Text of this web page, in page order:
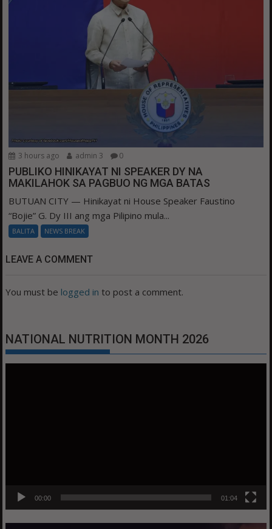
3 hours ago admin 3 0
PUBLIKO HINIKAYAT NI SPEAKER DY NA
MAKILAHOK SA PAGBUO NG MGA BATAS
BUTUAN CITY — Hinikayat ni House Speaker Faustino
“Bojie” G. Dy III ang mga Pilipino mula...
BALITA NEWS BREAK
LEAVE A COMMENT
You must be logged in to post a comment.
NATIONAL NUTRITION MONTH 2026
00:00 01:04